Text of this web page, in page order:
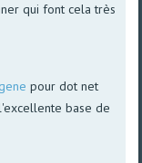
qui font cela très
pour dot net
base de